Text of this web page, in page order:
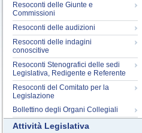
Resoconti delle Giunte e
Commissioni
Resoconti delle audizioni
Resoconti delle indagini
conoscitive
Resoconti Stenografici delle sedi
Legislativa, Redigente e Referente
Resoconti del Comitato per la
Legislazione
Bollettino degli Organi Collegiali
Attività Legislativa